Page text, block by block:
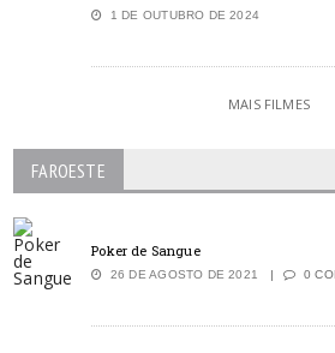
1 DE OUTUBRO DE 2024
MAIS FILMES
FAROESTE
Poker de Sangue
26 DE AGOSTO DE 2021 0